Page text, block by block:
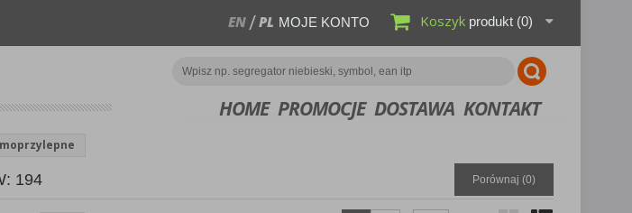
EN PL MOJE KONTO Koszyk produkt (0)
HOME PROMOCJE DOSTAWA KONTAKT
194 Porównaj (0)